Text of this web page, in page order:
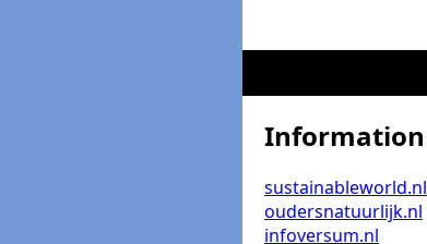
Information
sustainableworld.nl
oudersnatuurlijk.nl
infoversum.nl